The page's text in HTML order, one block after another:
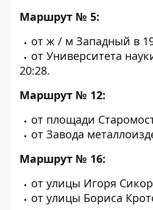
Маршрут № 5:
от ж / м Западный в
от Университета
20:28.
Маршрут № 12:
от площади
от Завода
Маршрут № 16:
от улицы Игоря
от улицы Бориса